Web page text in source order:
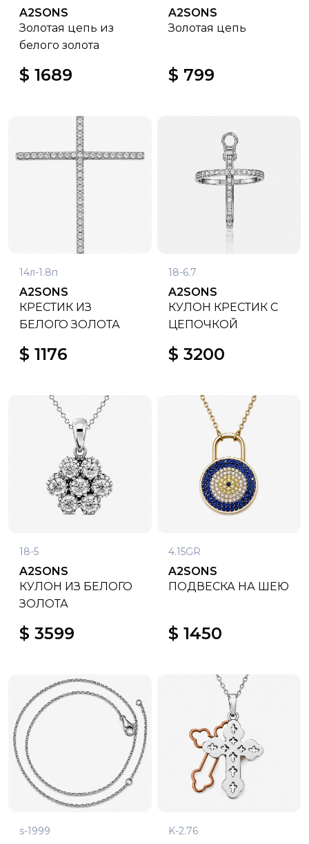
A2SONS
Золотая цепь из
белого золота
$ 1689
A2SONS
Золотая цепь
$ 799
14л-1.8п
A2SONS
КРЕСТИК ИЗ
БЕЛОГО ЗОЛОТА
$ 1176
18-6.7
A2SONS
КУЛОН КРЕСТИК С
ЦЕПОЧКОЙ
$ 3200
18-5
A2SONS
КУЛОН ИЗ БЕЛОГО
ЗОЛОТА
$ 3599
4.15GR
A2SONS
ПОДВЕСКА НА ШЕЮ
$ 1450
s-1999 K-2.76